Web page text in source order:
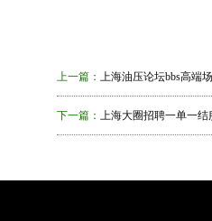
上一篇： 上海油压论坛bbs高端
下一篇： 上海大圈招聘一单一结